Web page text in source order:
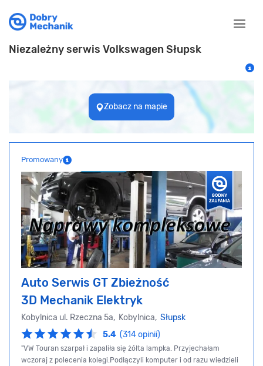
Toggle
Niezależny serwis Volkswagen Słupsk
Zobacz na mapie
Promowany
Auto Serwis GT Zbieżność
3D Mechanik Elektryk
Kobylnica ul. Rzeczna 5a, Kobylnica, Słupsk
5.4 (314 opinii)
"VW Touran szarpał i zapaliła się żółta lampka. Przyjechałam
wczoraj z polecenia kolegi.Podłączyli komputer i od razu wiedzieli